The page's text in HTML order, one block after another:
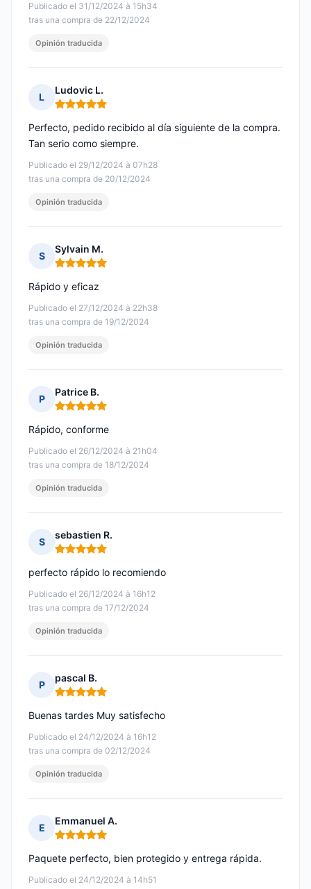
Publicado el 31/12/2024 à 15h34
tras una compra de 22/12/2024
Opinión traducida
L
Ludovic L.
Nota: 5 de 5
Publicado el 29/12/2024 à 07h28
tras una compra de 20/12/2024
Perfecto, pedido recibido al día siguiente de la compra.
Tan serio como siempre.
Opinión traducida
S
Sylvain M.
Nota: 5 de 5
Publicado el 27/12/2024 à 22h38
tras una compra de 19/12/2024
Rápido y eficaz
Opinión traducida
P
Patrice B.
Nota: 5 de 5
Publicado el 26/12/2024 à 21h04
tras una compra de 18/12/2024
Rápido, conforme
Opinión traducida
S
sebastien R.
Nota: 5 de 5
Publicado el 26/12/2024 à 16h12
tras una compra de 17/12/2024
perfecto rápido lo recomiendo
Opinión traducida
P
pascal B.
Nota: 5 de 5
Publicado el 24/12/2024 à 16h12
tras una compra de 02/12/2024
Buenas tardes Muy satisfecho
Opinión traducida
E
Emmanuel A.
Nota: 5 de 5
Publicado el 24/12/2024 à 14h51
Paquete perfecto, bien protegido y entrega rápida.